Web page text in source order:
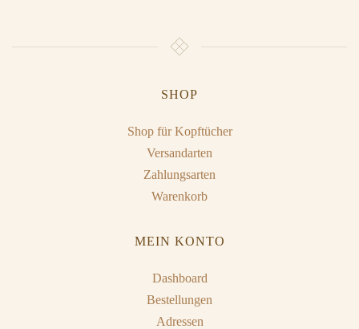
SHOP
Shop für Kopftücher
Versandarten
Zahlungsarten
Warenkorb
MEIN KONTO
Dashboard
Bestellungen
Adressen